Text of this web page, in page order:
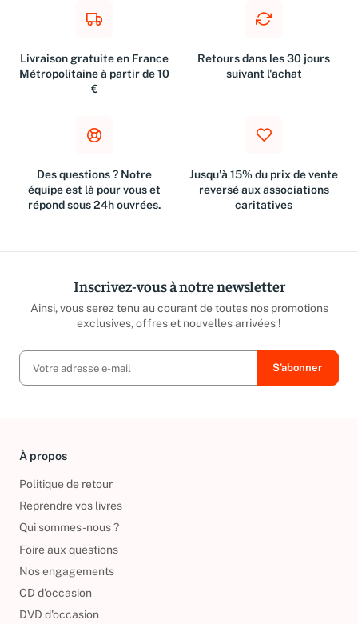
Livraison gratuite en France
Métropolitaine à partir de 10
€
Retours dans les 30 jours
suivant l'achat
Des questions ? Notre
équipe est là pour vous et
répond sous 24h ouvrées.
Jusqu'à 15% du prix de vente
reversé aux associations
caritatives
Inscrivez-vous à notre newsletter
Ainsi, vous serez tenu au courant de toutes nos promotions
exclusives, offres et nouvelles arrivées !
À propos
Politique de retour
Reprendre vos livres
Qui sommes-nous ?
Foire aux questions
Nos engagements
CD d'occasion
DVD d'occasion